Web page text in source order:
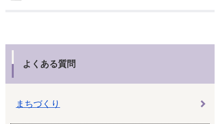
よくある質問
まちづくり